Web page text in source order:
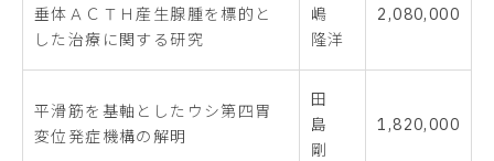
垂体ＡＣＴＨ産生腺腫を標的と
した治療に関する研究
嶋
隆洋
2,080,000
平滑筋を基軸としたウシ第四胃
変位発症機構の解明
田
島
剛
1,820,000